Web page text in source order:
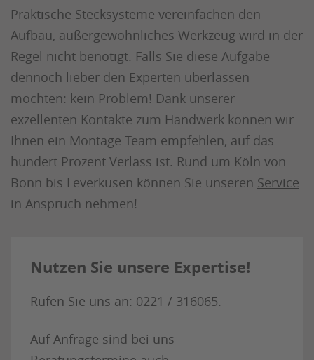
Praktische Stecksysteme vereinfachen den
Aufbau, außergewöhnliches Werkzeug wird in der
Regel nicht benötigt. Falls Sie diese Aufgabe
dennoch lieber den Experten überlassen
möchten: kein Problem! Dank unserer
exzellenten Kontakte zum Handwerk können wir
Ihnen ein Montage-Team empfehlen, auf das
hundert Prozent Verlass ist. Rund um Köln von
Bonn bis Leverkusen können Sie unseren Service
in Anspruch nehmen!
Nutzen Sie unsere Expertise!
Rufen Sie uns an: 0221 / 316065.
Auf Anfrage sind bei uns